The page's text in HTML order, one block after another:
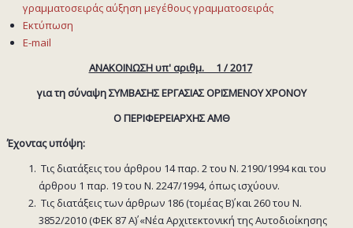
γραμματοσειράς αύξηση μεγέθους γραμματοσειράς
Εκτύπωση
E-mail
ΑΝΑΚΟΙΝΩΣΗ υπ' αριθμ. 1 / 2017
για τη σύναψη ΣΥΜΒΑΣΗΣ ΕΡΓΑΣΙΑΣ ΟΡΙΣΜΕΝΟΥ ΧΡΟΝΟΥ
Ο ΠΕΡΙΦΕΡΕΙΑΡΧΗΣ ΑΜΘ
Έχοντας υπόψη:
Τις διατάξεις του άρθρου 14 παρ. 2 του Ν. 2190/1994 και του
άρθρου 1 παρ. 19 του Ν. 2247/1994, όπως ισχύουν.
Τις διατάξεις των άρθρων 186 (τομέας Β΄) και 260 του Ν.
3852/2010 (ΦΕΚ 87 Α΄) «Νέα Αρχιτεκτονική της Αυτοδιοίκησης